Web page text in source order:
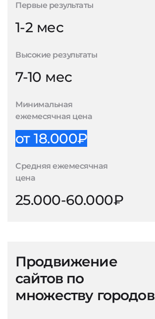
Первые результаты
1-2 мес
Высокие результаты
7-10 мес
Минимальная
ежемесячная цена
от 18.000₽
Средняя ежемесячная
цена
25.000-60.000₽
Продвижение
сайтов по
множеству городов